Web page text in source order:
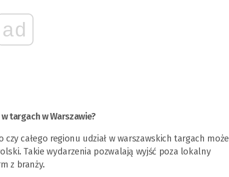
ad
targach w Warszawie?
całego regionu udział w warszawskich targach może
Takie wydarzenia pozwalają wyjść poza lokalny
z branży.